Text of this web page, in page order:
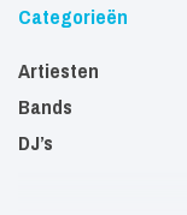
Categorieën
Artiesten
Bands
DJ’s